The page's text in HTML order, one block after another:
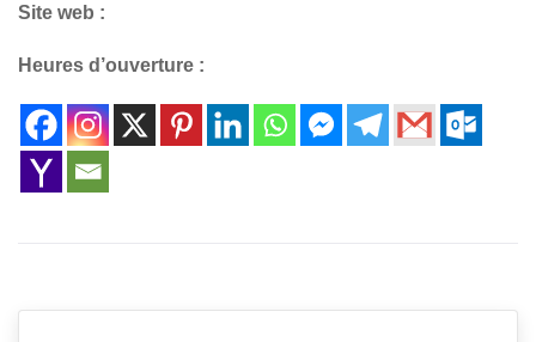
Site web :
Heures d’ouverture :